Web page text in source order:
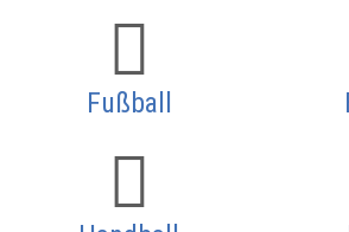
Fußball